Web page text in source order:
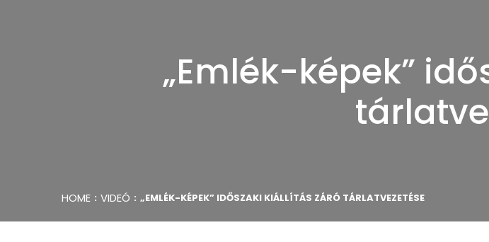
„Emlék-képek”
HOME VIDEÓ „EMLÉK-KÉPEK” IDŐSZAKI KIÁLLÍTÁS ZÁRÓ TÁRLATVEZETÉSE